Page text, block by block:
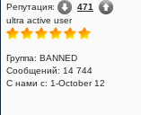
Репутация:
471
ultra active user
Группа: BANNED
Сообщений: 14 744
С нами с: 1-October 12